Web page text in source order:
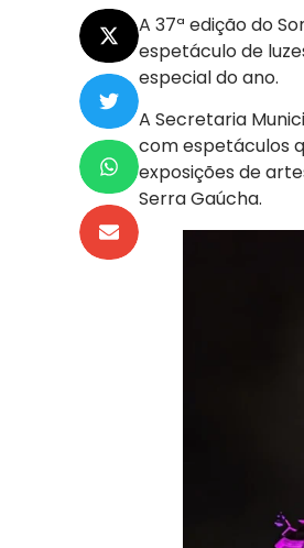
A 37ª edição do
espetáculo de
especial do ano.
A Secretaria
com espetáculos
exposições de
Serra Gaúcha.